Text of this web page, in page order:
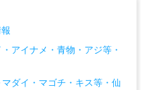
イナメ・青物・アジ等・
・マゴチ・キス等・仙